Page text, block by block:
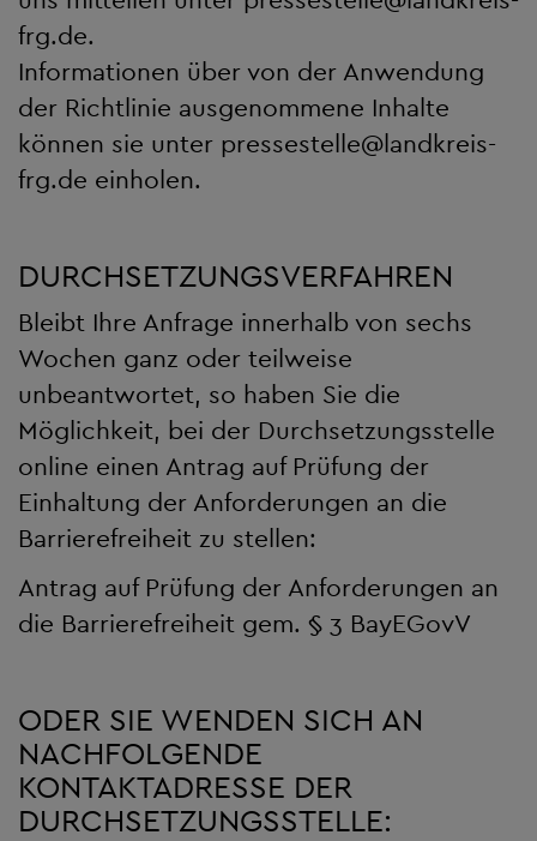
frg.de.
Informationen über von der Anwendung
der Richtlinie ausgenommene Inhalte
können sie unter pressestelle@landkreis-
frg.de einholen.
DURCHSETZUNGSVERFAHREN
Bleibt Ihre Anfrage innerhalb von sechs
Wochen ganz oder teilweise
unbeantwortet, so haben Sie die
Möglichkeit, bei der Durchsetzungsstelle
online einen Antrag auf Prüfung der
Einhaltung der Anforderungen an die
Barrierefreiheit zu stellen:
Antrag auf Prüfung der Anforderungen an
die Barrierefreiheit gem. § 3 BayEGovV
ODER SIE WENDEN SICH AN
NACHFOLGENDE
KONTAKTADRESSE DER
DURCHSETZUNGSSTELLE: